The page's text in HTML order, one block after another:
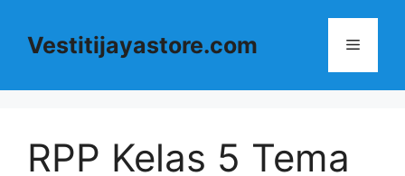
Vestitijayastore.com Menu
RPP Kelas 5 Tema